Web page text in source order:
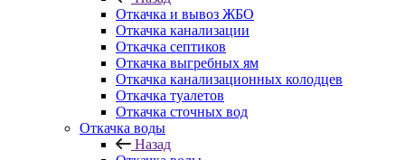
Откачка и вывоз ЖБО
Откачка канализации
Откачка септиков
Откачка выгребных ям
Откачка канализационных колодцев
Откачка туалетов
Откачка сточных вод
Откачка воды
Назад